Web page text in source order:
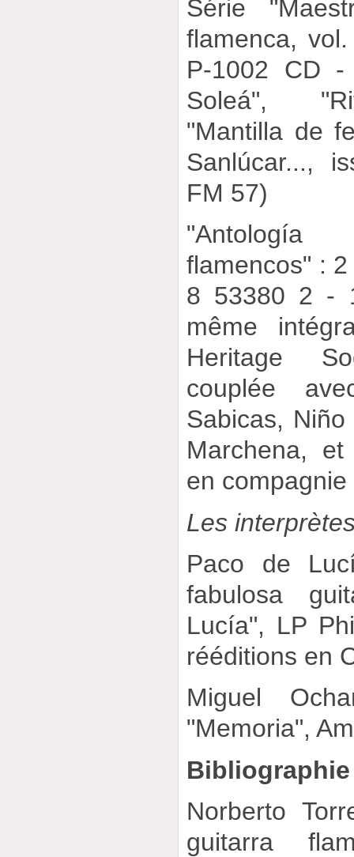
Série
flamenca,
P-1002 CD
Soleá",
"Mantilla de
Sanlúcar...,
FM 57)
flamencos" :
8 53380 2 -
même
Heritage
couplée
Sabicas,
Marchena,
en
Les
Paco de
fabulosa
Lucía", LP
rééditions en
Miguel
"Memoria",
Bibliographie
Norberto
guitarra